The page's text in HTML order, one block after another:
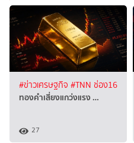
#ข่าวเศรษฐกิจ #TNN ช่อง16
ทองคำเสี่ยงแกว่งแรง …
27